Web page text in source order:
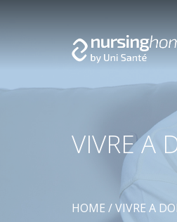
VIVRE A
HOME /VIVRE A